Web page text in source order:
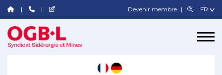
Devenir membre